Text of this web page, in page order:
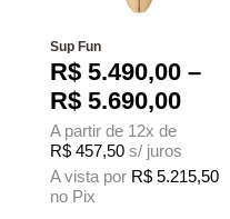
Sup Fun
R$ 5.490,00 –
R$ 5.690,00
A partir de 12x de
R$ 457,50 s/ juros
A vista por R$ 5.215,50
no Pix